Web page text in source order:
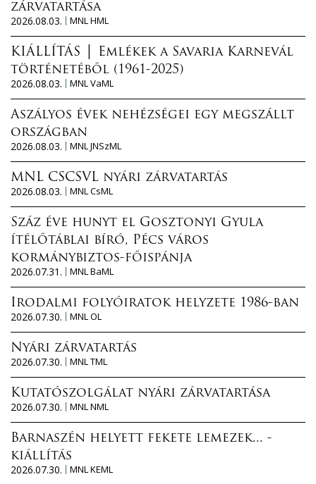
zárvatartása
2026.08.03.
MNL HML
KIÁLLÍTÁS │ Emlékek a Savaria Karnevál
történetéből (1961-2025)
2026.08.03.
MNL VaML
Aszályos évek nehézségei egy megszállt
országban
2026.08.03.
MNL JNSzML
MNL CSCSVL nyári zárvatartás
2026.08.03.
MNL CsML
Száz éve hunyt el Gosztonyi Gyula
ítélőtáblai bíró, Pécs város
kormánybiztos-főispánja
2026.07.31.
MNL BaML
Irodalmi folyóiratok helyzete 1986-ban
2026.07.30.
MNL OL
Nyári zárvatartás
2026.07.30.
MNL TML
Kutatószolgálat nyári zárvatartása
2026.07.30.
MNL NML
Barnaszén helyett fekete lemezek... -
kiállítás
2026.07.30.
MNL KEML